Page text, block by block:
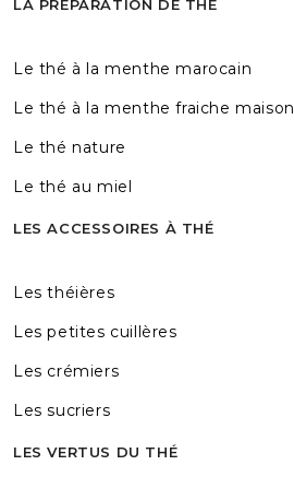
LA PRÉPARATION DE THÉ
Le thé à la menthe marocain
Le thé à la menthe fraiche maison
Le thé nature
Le thé au miel
LES ACCESSOIRES À THÉ
Les théières
Les petites cuillères
Les crémiers
Les sucriers
LES VERTUS DU THÉ